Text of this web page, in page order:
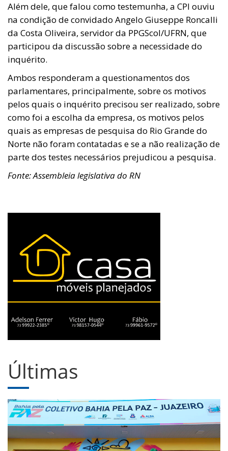
Além dele, que falou como testemunha, a CPI ouviu
na condição de convidado Angelo Giuseppe Roncalli
da Costa Oliveira, servidor da PPGScol/UFRN, que
participou da discussão sobre a necessidade do
inquérito.
Ambos responderam a questionamentos dos
parlamentares, principalmente, sobre os motivos
pelos quais o inquérito precisou ser realizado, sobre
como foi a escolha da empresa, os motivos pelos
quais as empresas de pesquisa do Rio Grande do
Norte não foram contatadas e se a não realização de
parte dos testes necessários prejudicou a pesquisa.
Fonte: Assembleia legislativa do RN
Últimas